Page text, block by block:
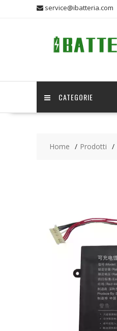
service@ibatteria.com
CATEGORIE
Home Prodotti